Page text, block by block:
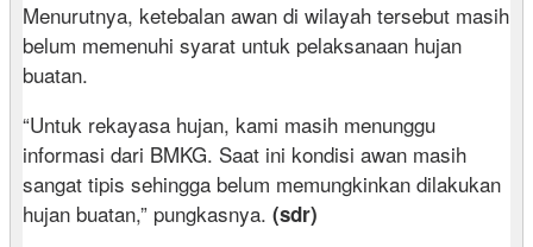
Menurutnya, ketebalan awan di wilayah tersebut masih
belum memenuhi syarat untuk pelaksanaan hujan
buatan.
“Untuk rekayasa hujan, kami masih menunggu
informasi dari BMKG. Saat ini kondisi awan masih
sangat tipis sehingga belum memungkinkan dilakukan
hujan buatan,” pungkasnya. (sdr)